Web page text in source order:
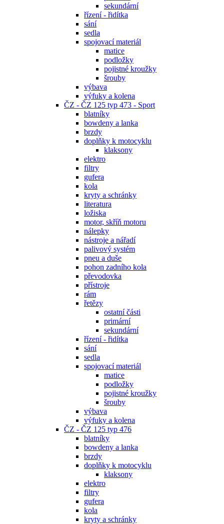
sekundární
řízení - řidítka
sání
sedla
spojovací materiál
matice
podložky
pojistné kroužky
šrouby
výbava
výfuky a kolena
ČZ - ČZ 125 typ 473 - Sport
blatníky
bowdeny a lanka
brzdy
doplňky k motocyklu
klaksony
elektro
filtry
gufera
kola
kryty a schránky
literatura
ložiska
motor, skříň motoru
nálepky
nástroje a nářadí
palivový systém
pneu a duše
pohon zadního kola
převodovka
přístroje
rám
řetězy
ostatní části
primární
sekundární
řízení - řidítka
sání
sedla
spojovací materiál
matice
podložky
pojistné kroužky
šrouby
výbava
výfuky a kolena
ČZ - ČZ 125 typ 476
blatníky
bowdeny a lanka
brzdy
doplňky k motocyklu
klaksony
elektro
filtry
gufera
kola
kryty a schránky